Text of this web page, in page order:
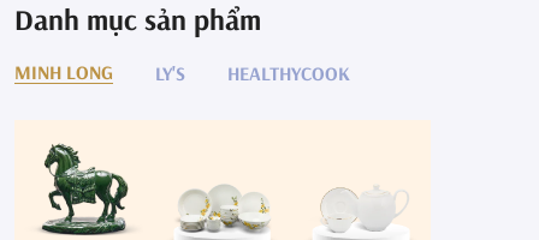
Danh mục sản phẩm
MINH LONG LY'S HEALTHYCOOK